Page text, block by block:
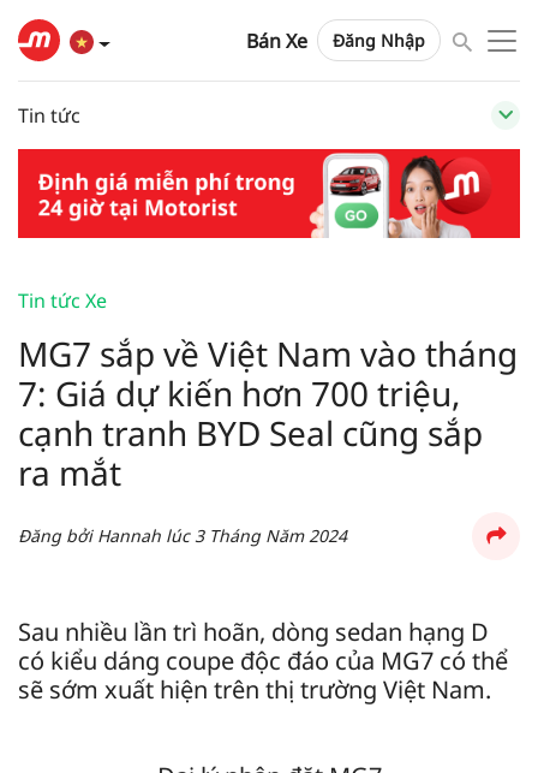
Bán Xe Đăng Nhập
Tin tức
Tin tức Xe
MG7 sắp về Việt Nam vào tháng
7: Giá dự kiến hơn 700 triệu,
cạnh tranh BYD Seal cũng sắp
ra mắt
Đăng bởi Hannah lúc3 Tháng Năm 2024
Sau nhiều lần trì hoãn, dòng sedan hạng D
có kiểu dáng coupe độc đáo của MG7 có thể
sẽ sớm xuất hiện trên thị trường Việt Nam.